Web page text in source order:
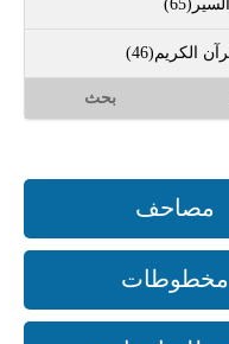
بحث
مصاحف
مخطوطات